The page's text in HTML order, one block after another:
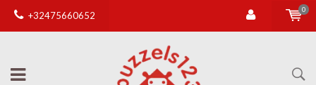
+32475660652
0